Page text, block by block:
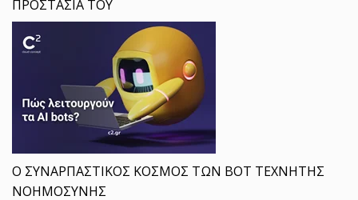
ΠΡΟΣΤΑΣΙΑ ΤΟΥ
Ο ΣΥΝΑΡΠΑΣΤΙΚΟΣ ΚΟΣΜΟΣ ΤΩΝ BOT ΤΕΧΝΗΤΗΣ
ΝΟΗΜΟΣΥΝΗΣ